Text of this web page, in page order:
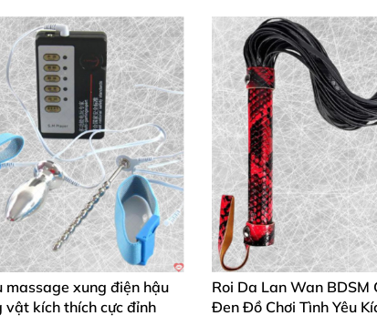
lắm! Chất liệu da giả mềm mại, đeo cả ngày
kỳ, điều chỉnh vừa khít và O-ring chắc chắn. Cảm
vàng quá đẹp, thoáng khí và nhẹ tênh. Dùng
massage xung điện hậu
vật kích thích cực đỉnh
Roi Da Lan Wan BDSM
Đen Đồ Chơi Tình Yêu